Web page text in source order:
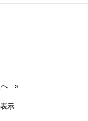
ませんか？ 和太鼓を力
示